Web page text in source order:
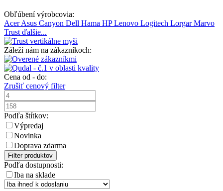
Obľúbení výrobcovia:
AcerAsus Canyon Dell Hama HPLenovo Logitech LorgarMarvo
Trust ďalšie...
Záleží nám na zákazníkoch:
Cena od - do:
Zrušiť cenový filter
Podľa štítkov:
Výpredaj
Novinka
Doprava zdarma
Filter produktov
Podľa dostupnosti:
Iba na sklade